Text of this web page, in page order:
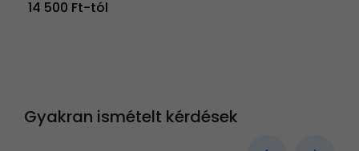
14 500 Ft-tól
Gyakran ismételt kérdések